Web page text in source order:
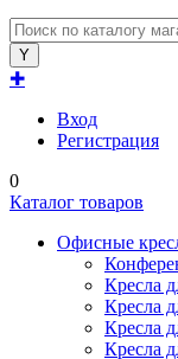
✚
Вход
Регистрация
0
Каталог товаров
Офисные
Кресла
Кресла
Кресла
Кресла